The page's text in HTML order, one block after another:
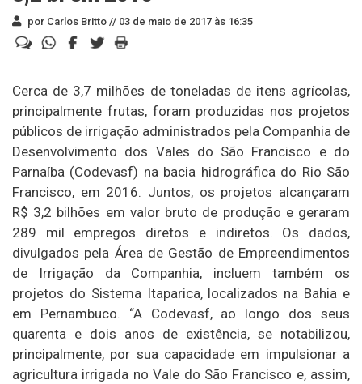
por Carlos Britto // 03 de maio de 2017 às 16:35
Cerca de 3,7 milhões de toneladas de itens agrícolas,
principalmente frutas, foram produzidas nos projetos
públicos de irrigação administrados pela Companhia de
Desenvolvimento dos Vales do São Francisco e do
Parnaíba (Codevasf) na bacia hidrográfica do Rio São
Francisco, em 2016. Juntos, os projetos alcançaram
R$ 3,2 bilhões em valor bruto de produção e geraram
289 mil empregos diretos e indiretos. Os dados,
divulgados pela Área de Gestão de Empreendimentos
de Irrigação da Companhia, incluem também os
projetos do Sistema Itaparica, localizados na Bahia e
em Pernambuco. “A Codevasf, ao longo dos seus
quarenta e dois anos de existência, se notabilizou,
principalmente, por sua capacidade em impulsionar a
agricultura irrigada no Vale do São Francisco e, assim,